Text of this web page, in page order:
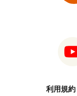
利用規約